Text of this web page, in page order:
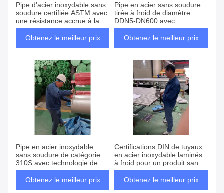
Pipe d'acier inoxydable sans
soudure certifiée ASTM avec
une résistance accrue à la
corrosion et une durée de vie
compétitive
Obtenez le meilleur prix
Pipe en acier sans soudure
tirée à froid de diamètre
DDN5-DN600 avec
certification EN
Obtenez le meilleur prix
Pipe en acier inoxydable
sans soudure de catégorie
310S avec technologie de
traitement laminée à chaud
et tolérance ±0,02 mm
Obtenez le meilleur prix
Certifications DIN de tuyaux
en acier inoxydable laminés
à froid pour un produit sans
soudure et durable
Obtenez le meilleur prix